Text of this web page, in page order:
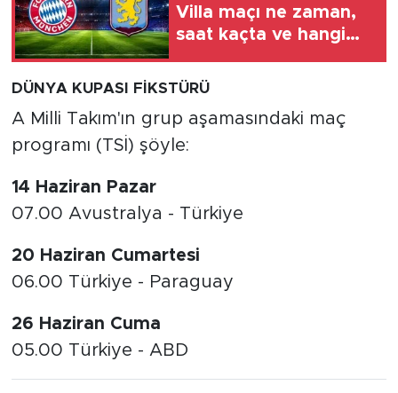
Villa maçı ne zaman,
saat kaçta ve hangi
DÜNYA KUPASI FİKSTÜRÜ
A Milli Takım'ın grup aşamasındaki maç
programı (TSİ) şöyle:
14 Haziran Pazar
07.00 Avustralya - Türkiye
20 Haziran Cumartesi
06.00 Türkiye - Paraguay
26 Haziran Cuma
05.00 Türkiye - ABD